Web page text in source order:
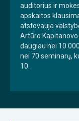
auditorius ir
apskaitos
atstovauja
Artūro
daugiau nei 10
nei 70 seminarų,
10.